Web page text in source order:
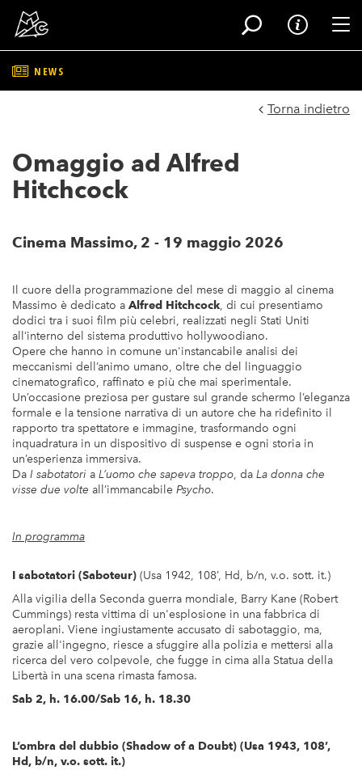
Salta
NEWS
Torna indietro
Omaggio ad Alfred
Hitchcock
Cinema Massimo, 2 - 19 maggio 2026
Il cuore della programmazione del mese di maggio al cinema
Massimo è dedicato a Alfred Hitchcock, di cui presentiamo
dodici tra i suoi film più celebri, realizzati negli Stati Uniti
all’interno del sistema produttivo hollywoodiano.
Opere che hanno in comune un'instancabile analisi dei
meccanismi dell’animo umano, oltre che del linguaggio
cinematografico, raffinato e più che mai sperimentale.
Un’occasione preziosa per gustare sul grande schermo l’eleganza
formale e la tensione narrativa di un autore che ha ridefinito il
rapporto tra spettatore e immagine, trasformando ogni
inquadratura in un dispositivo di suspense e ogni storia in
un’esperienza immersiva.
Da I sabotatori a L’uomo che sapeva troppo, da La donna che
visse due volte all’immancabile Psycho.
In programma
I sabotatori (Saboteur) (Usa 1942, 108’, Hd, b/n, v.o. sott. it.)
Alla vigilia della Seconda guerra mondiale, Barry Kane (Robert
Cummings) resta vittima di un'esplosione in una fabbrica di
aeroplani. Viene ingiustamente accusato di sabotaggio, ma,
grazie all'ingegno, riesce a sfuggire alla polizia e mettersi alla
ricerca del vero colpevole, che fugge in cima alla Statua della
Libertà in una scena rimasta famosa.
Sab 2, h. 16.00/Sab 16, h. 18.30
L’ombra del dubbio (Shadow of a Doubt) (Usa 1943, 108’,
Hd, b/n, v.o. sott. it.)